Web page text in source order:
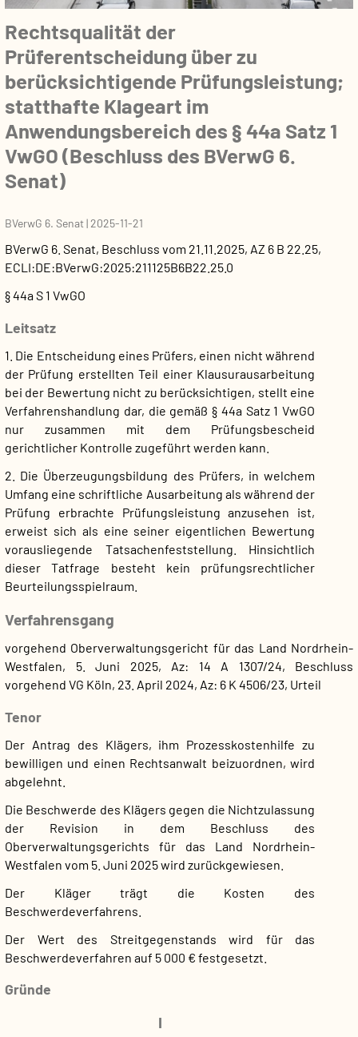
Rechtsqualität der
Prüferentscheidung über zu
berücksichtigende Prüfungsleistung;
statthafte Klageart im
Anwendungsbereich des § 44a Satz 1
VwGO (Beschluss des BVerwG 6.
Senat)
BVerwG 6. Senat|2025-11-21
BVerwG 6. Senat, Beschluss vom 21.11.2025, AZ 6 B 22.25,
ECLI:DE:BVerwG:2025:211125B6B22.25.0
§ 44a S 1 VwGO
Leitsatz
1. Die Entscheidung eines Prüfers, einen nicht während
der Prüfung erstellten Teil einer Klausurausarbeitung
bei der Bewertung nicht zu berücksichtigen, stellt eine
Verfahrenshandlung dar, die gemäß § 44a Satz 1 VwGO
nur zusammen mit dem Prüfungsbescheid
gerichtlicher Kontrolle zugeführt werden kann.
2. Die Überzeugungsbildung des Prüfers, in welchem
Umfang eine schriftliche Ausarbeitung als während der
Prüfung erbrachte Prüfungsleistung anzusehen ist,
erweist sich als eine seiner eigentlichen Bewertung
vorausliegende Tatsachenfeststellung. Hinsichtlich
dieser Tatfrage besteht kein prüfungsrechtlicher
Beurteilungsspielraum.
Verfahrensgang
vorgehend Oberverwaltungsgericht für das Land Nordrhein-
Westfalen, 5. Juni 2025, Az: 14 A 1307/24, Beschluss
vorgehend VG Köln, 23. April 2024, Az: 6 K 4506/23, Urteil
Tenor
Der Antrag des Klägers, ihm Prozesskostenhilfe zu
bewilligen und einen Rechtsanwalt beizuordnen, wird
abgelehnt.
Die Beschwerde des Klägers gegen die Nichtzulassung
der Revision in dem Beschluss des
Oberverwaltungsgerichts für das Land Nordrhein-
Westfalen vom 5. Juni 2025 wird zurückgewiesen.
Der Kläger trägt die Kosten des
Beschwerdeverfahrens.
Der Wert des Streitgegenstands wird für das
Beschwerdeverfahren auf 5 000 € festgesetzt.
Gründe
I